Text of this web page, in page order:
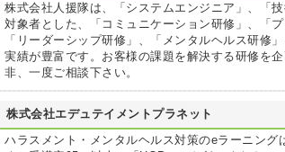
株式会社人援隊は、「システムエンジニア」、「
対象者とした、「コミュニケーション研修」、「
「リーダーシップ研修」、「メンタルヘルス研修
実績が豊富です。お客様の課題を解決する研修を
非、一度ご相談下さい。
株式会社エデュテイメントプラネット
ハラスメント・メンタルヘルス対策のeラーニング